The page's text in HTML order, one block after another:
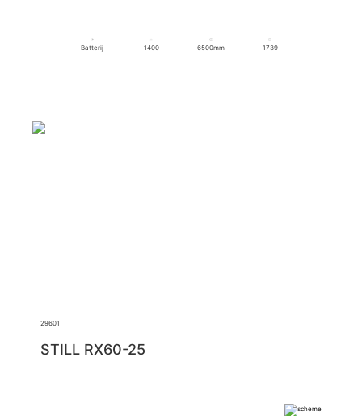
Batterij 1400 6500mm 1739
29601
STILL RX60-25